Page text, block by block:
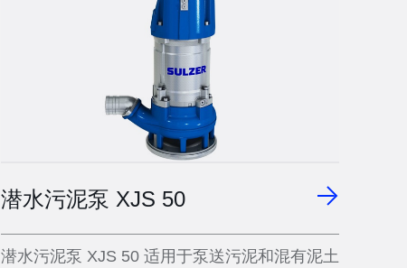
潜水污泥泵 XJS 50
潜水污泥泵 XJS 50 适用于泵送污泥和混有泥土